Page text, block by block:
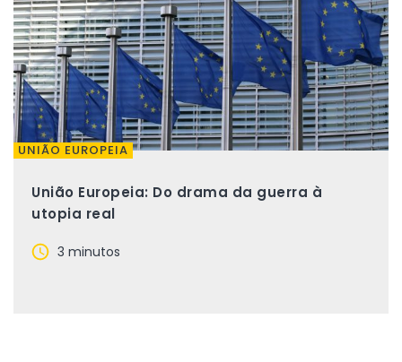
UNIÃO EUROPEIA
União Europeia: Do drama da guerra à
utopia real
3 minutos